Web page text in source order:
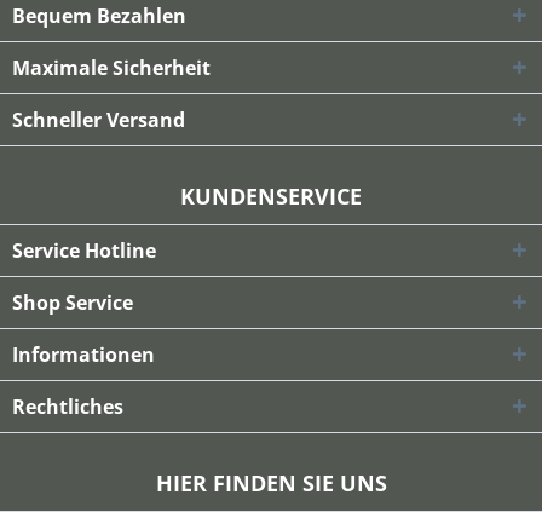
Bequem Bezahlen
Maximale Sicherheit
Schneller Versand
KUNDENSERVICE
Service Hotline
Shop Service
Informationen
Rechtliches
HIER FINDEN SIE UNS